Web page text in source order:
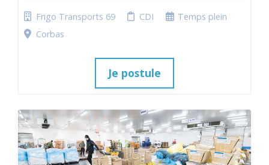
Frigo Transports 69 CDI
Temps plein
Corbas
Je postule